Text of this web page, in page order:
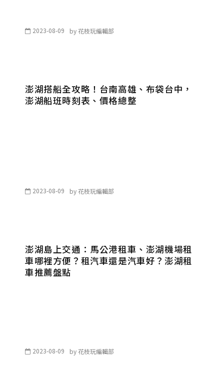
2023-08-09 by花枝玩編輯部
澎湖搭船全攻略！台南高雄、布袋台中，
澎湖船班時刻表、價格總整
2023-08-09 by花枝玩編輯部
澎湖島上交通：馬公港租車、澎湖機場租
車哪裡方便？租汽車還是汽車好？澎湖租
車推薦盤點
2023-08-09 by花枝玩編輯部